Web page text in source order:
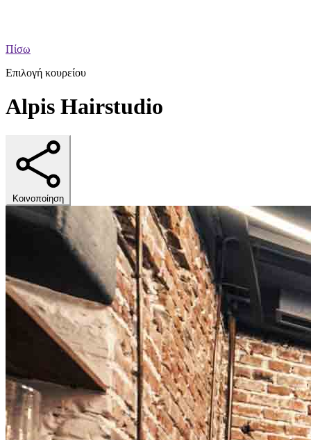
Πίσω
Επιλογή κουρείου
Alpis Hairstudio
Κοινοποίηση